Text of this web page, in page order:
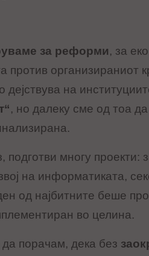
за реформи, за
против организираниот
дејствува на
, но далеку сме од тоа
подготви многу проекти:
на информатиката,
од најбитните беше
во целина.
порачам, дека без